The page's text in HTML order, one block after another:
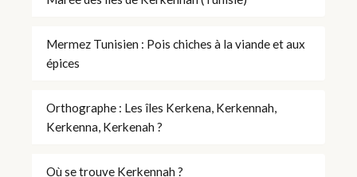
Mermez Tunisien : Pois chiches à la viande et aux
épices
Orthographe : Les îles Kerkena, Kerkennah,
Kerkenna, Kerkenah ?
Où se trouve Kerkennah ?